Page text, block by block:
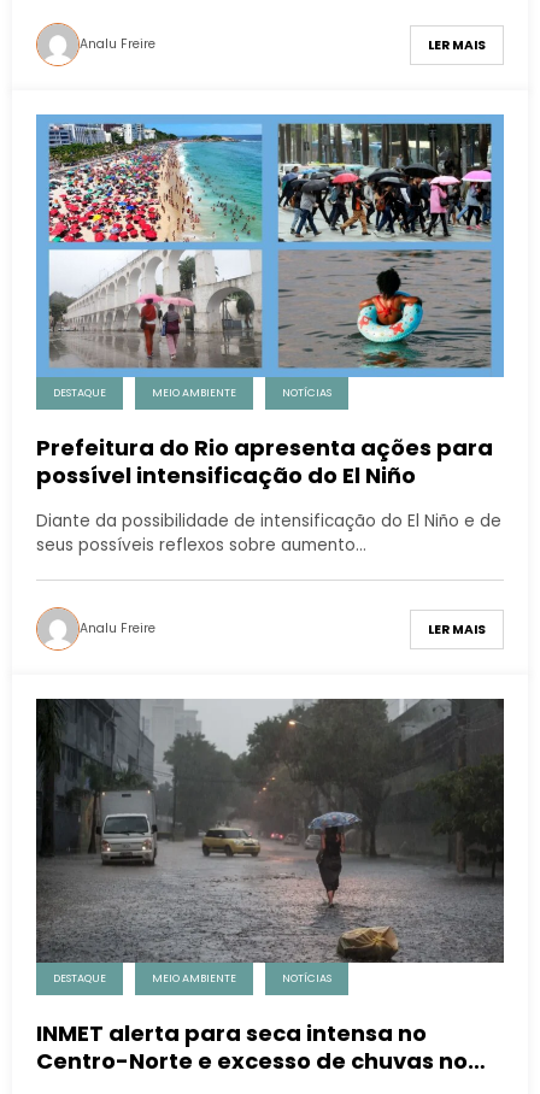
Analu Freire LER MAIS
DESTAQUE MEIO AMBIENTE NOTÍCIAS
Prefeitura do Rio apresenta ações para
possível intensificação do El Niño
Diante da possibilidade de intensificação do El Niño e de
seus possíveis reflexos sobre aumento…
Analu Freire LER MAIS
DESTAQUE MEIO AMBIENTE NOTÍCIAS
INMET alerta para seca intensa no
Centro-Norte e excesso de chuvas no